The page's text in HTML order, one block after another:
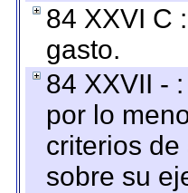
84 XXVI C
gasto.
84 XXVII -
por lo
criterios
sobre su